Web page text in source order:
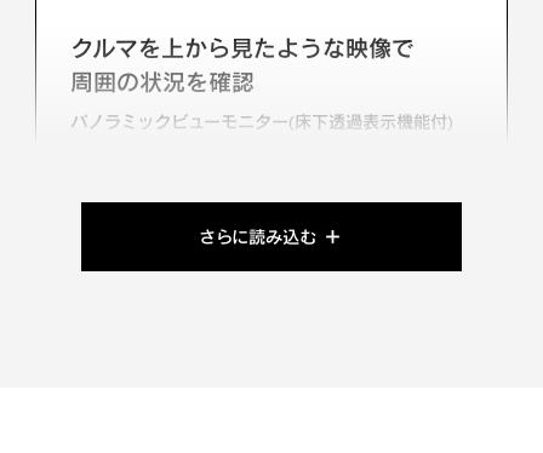
クルマを上から見たような映像で
周囲の状況を確認
パノラミックビューモニター(床下透過表示機能付)
さらに読み込む